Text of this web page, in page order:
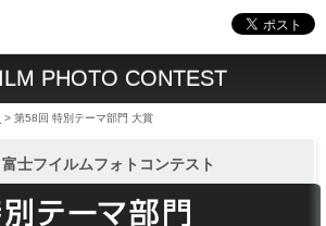
PHOTO CONTEST
> 第58回 特別テーマ部門 大賞
士フイルムフォトコンテスト